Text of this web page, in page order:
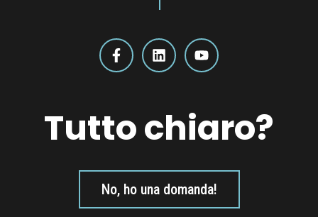
Tutto chiaro?
No, ho una domanda!